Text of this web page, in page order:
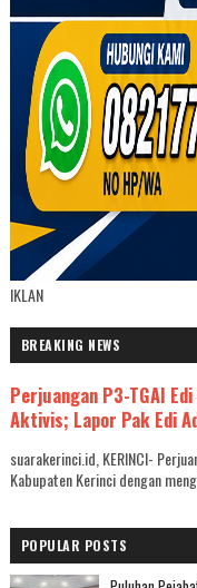
IKLAN
BREAKING NEWS
Perjuangan P3-TGAI
Aktivis; Lapor Pak Edi
suarakerinci.id, KERINCI-
Kabupaten Kerinci dengan
POPULAR POSTS